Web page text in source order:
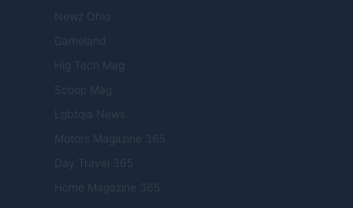
Newz Ohio
Gameland
Hig Tech Mag
Scoop Mag
Lgbtqia News
Motors Magazine 365
Day Travel 365
Home Magazine 365